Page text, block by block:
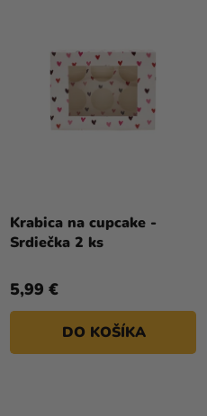
Krabica na cupcake -
Srdiečka 2 ks
5,99 €
DO KOŠÍKA